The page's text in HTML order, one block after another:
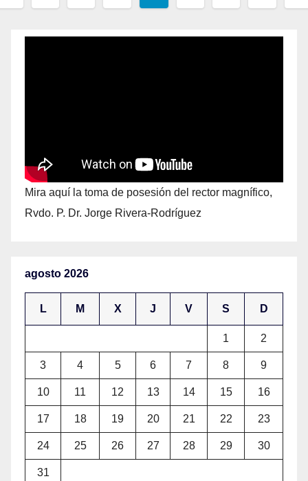
Mira aquí la toma de posesión del rector magnífico,
Rvdo. P. Dr. Jorge Rivera-Rodríguez
agosto 2026
L M X J V S D
1 2
3 4 5 6 7 8 9
10 11 12 13 14 15 16
17 18 19 20 21 22 23
24 25 26 27 28 29 30
31